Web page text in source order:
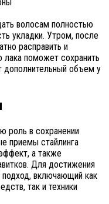
волосам полностью
укладки. Утром, после
расправить и
лака поможет сохранить
дополнительный объем у
роль в сохранении
приемы стайлинга
а также
Для достижения
включающий как
так и техники